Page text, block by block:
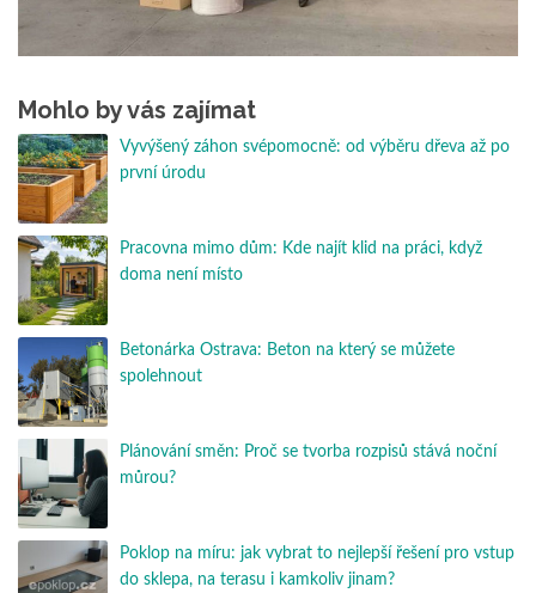
Mohlo by vás zajímat
Vyvýšený záhon svépomocně: od výběru dřeva až po
první úrodu
Pracovna mimo dům: Kde najít klid na práci, když
doma není místo
Betonárka Ostrava: Beton na který se můžete
spolehnout
Plánování směn: Proč se tvorba rozpisů stává noční
můrou?
Poklop na míru: jak vybrat to nejlepší řešení pro vstup
do sklepa, na terasu i kamkoliv jinam?